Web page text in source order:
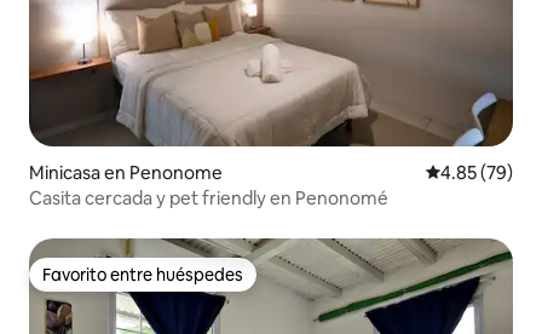
Minicasa en Penonome Calificación
4.85 (79)
Casita cercada y pet friendly en Penonomé
Favorito entre huéspedes
Favorito entre huéspedes